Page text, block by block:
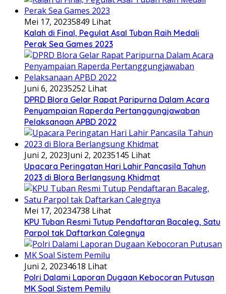
Mei 17, 20235849 Lihat
Kalah di Final, Pegulat Asal Tuban Raih Medali
Perak Sea Games 2023
Juni 6, 20235252 Lihat
DPRD Blora Gelar Rapat Paripurna Dalam Acara
Penyampaian Raperda Pertanggungjawaban
Pelaksanaan APBD 2022
Juni 2, 2023Juni 2, 20235145 Lihat
Upacara Peringatan Hari Lahir Pancasila Tahun
2023 di Blora Berlangsung Khidmat
Mei 17, 20234738 Lihat
KPU Tuban Resmi Tutup Pendaftaran Bacaleg, Satu
Parpol tak Daftarkan Calegnya
Juni 2, 20234618 Lihat
Polri Dalami Laporan Dugaan Kebocoran Putusan
MK Soal Sistem Pemilu